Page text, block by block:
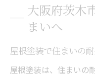
屋根塗装業
屋根塗装の保
性
大阪府茨木
まいへ
屋根塗装で住まいの
屋根塗装は、住まいの